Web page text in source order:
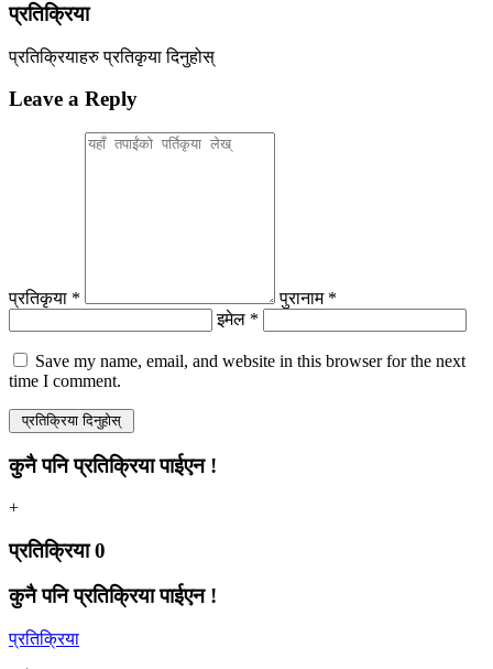
प्रतिक्रिया
प्रतिक्रियाहरुप्रतिकृया दिनुहोस्
Leave a Reply
प्रतिकृया *
पुरानाम *
इमेल *
Save my name, email, and website in this browser for the next
time I comment.
कुनै पनि प्रतिक्रिया पाईएन !
+
प्रतिक्रिया0
कुनै पनि प्रतिक्रिया पाईएन !
प्रतिक्रिया